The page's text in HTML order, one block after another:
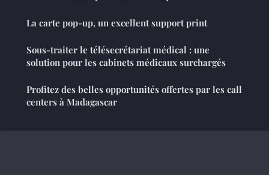
La carte pop-up, un excellent support print
Sous-traiter le télésecrétariat médical : une
solution pour les cabinets médicaux surchargés
Profitez des belles opportunités offertes par les call
centers à Madagascar